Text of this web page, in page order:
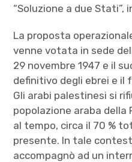
“Soluzione a due Stati”,
La proposta
venne votata in sede
29 novembre 1947 e il
definitivo degli ebrei e il
Gli arabi palestinesi si
popolazione araba
al tempo, circa il 70 %
presente. In tale
accompagnò ad un